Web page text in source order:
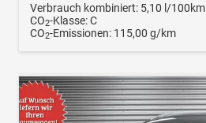
Verbrauch kombiniert: 5,10 l/100km
CO2-Klasse:C
CO2-Emissionen: 115,00 g/km